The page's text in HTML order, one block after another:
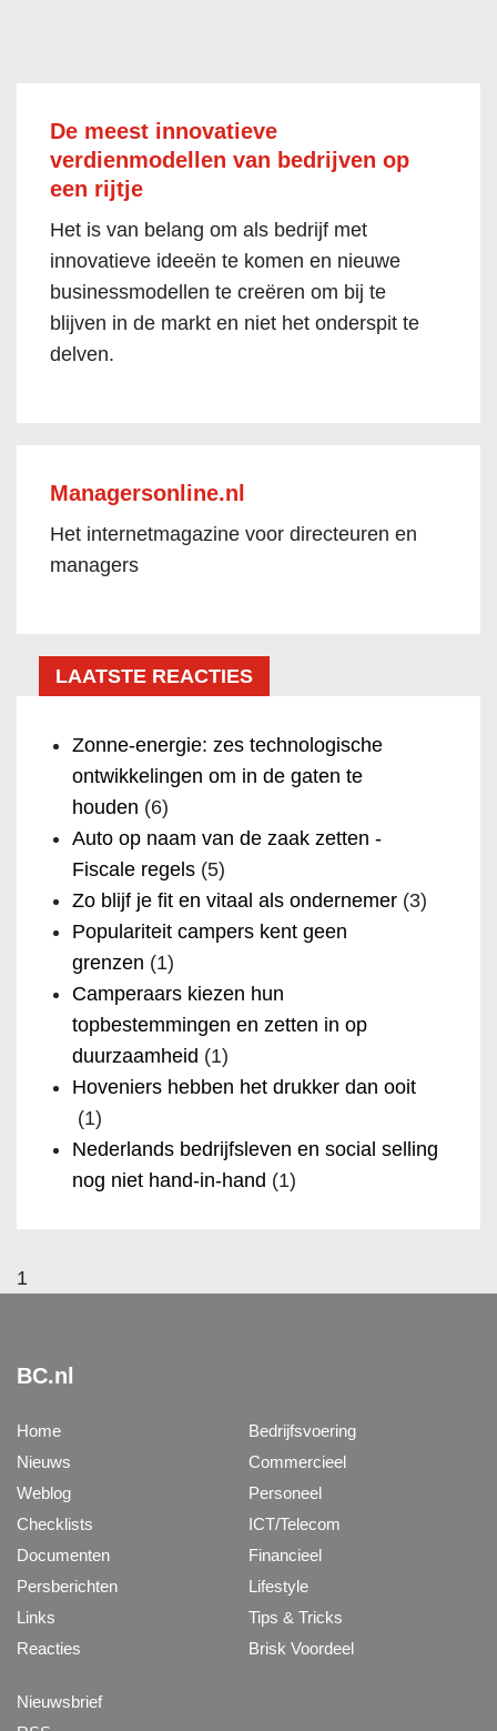
De meest innovatieve
verdienmodellen van bedrijven op
een rijtje
Het is van belang om als bedrijf met
innovatieve ideeën te komen en nieuwe
businessmodellen te creëren om bij te
blijven in de markt en niet het onderspit te
delven.
Managersonline.nl
Het internetmagazine voor directeuren en
managers
LAATSTE REACTIES
Zonne-energie: zes technologische
ontwikkelingen om in de gaten te
houden (6)
Auto op naam van de zaak zetten -
Fiscale regels (5)
Zo blijf je fit en vitaal als ondernemer (3)
Populariteit campers kent geen
grenzen (1)
Camperaars kiezen hun
topbestemmingen en zetten in op
duurzaamheid (1)
Hoveniers hebben het drukker dan ooit
(1)
Nederlands bedrijfsleven en social selling
nog niet hand-in-hand (1)
1
BC.nl
Home
Nieuws
Weblog
Checklists
Documenten
Persberichten
Links
Reacties
Bedrijfsvoering
Commercieel
Personeel
ICT/Telecom
Financieel
Lifestyle
Tips & Tricks
Brisk Voordeel
Nieuwsbrief